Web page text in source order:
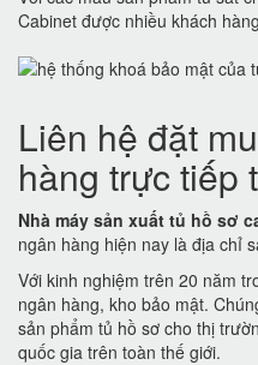
Cabinet được nhiều khách
Liên hệ đặt
hàng trực tiếp
Nhà máy sản xuất tủ hồ sơ
ngân hàng hiện nay là địa chỉ
Với kinh nghiệm trên 20 năm
ngân hàng, kho bảo mật.
sản phẩm tủ hồ sơ cho thị
quốc gia trên toàn thế giới.